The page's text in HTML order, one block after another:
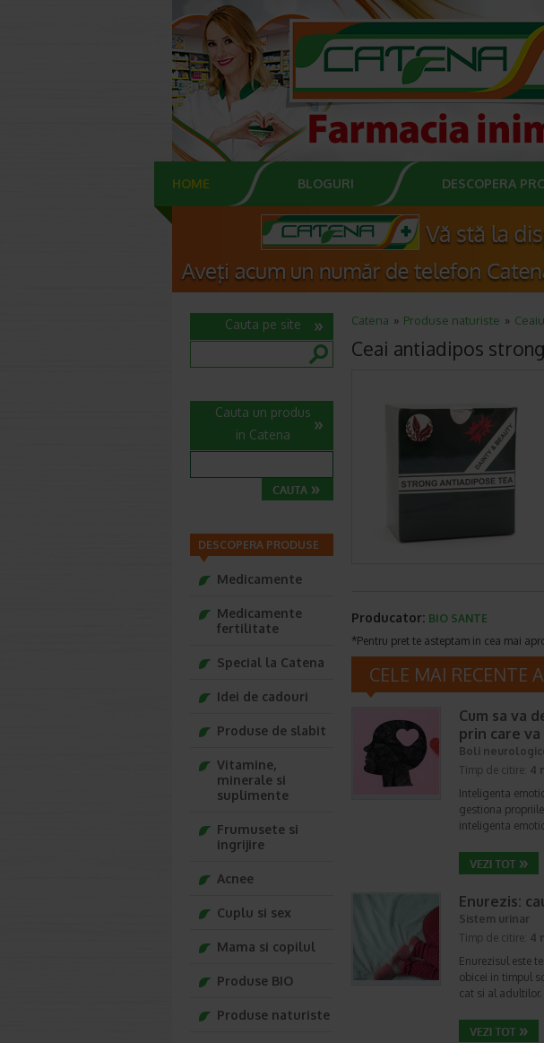
HOME BLOGURI DESCOPERA
Catena Produse naturiste
Ceai antiadipos
Producator: BIO SANTE
*Pentru pret te asteptam in cea mai
CELE MAI RECENTE
Cum sa va
prin care
Boli
Timp de citire: 4
Inteligenta
gestiona
inteligenta
Enurezis:
Sistem urinar
Timp de citire: 4
Enurezisul este
obicei in timpul
cat si al
Cauta pe site
Cauta un produs
in Catena
DESCOPERA PRODUSE
Medicamente
Medicamente
fertilitate
Special la Catena
Idei de cadouri
Produse de slabit
Vitamine,
minerale si
suplimente
Frumusete si
ingrijire
Acnee
Cuplu si sex
Mama si copilul
Produse BIO
Produse naturiste